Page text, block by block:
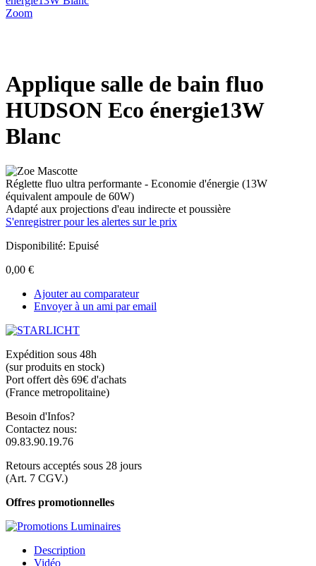
Zoom
Applique salle de bain fluo
HUDSON Eco énergie13W
Blanc
Réglette fluo ultra performante - Economie d'énergie (13W
équivalent ampoule de 60W)
Adapté aux projections d'eau indirecte et poussière
S'enregistrer pour les alertes sur le prix
Disponibilité: Epuisé
0,00 €
Ajouter au comparateur
Envoyer à un ami par email
Expédition sous 48h
(sur produits en stock)
Port offert dès 69€ d'achats
(France metropolitaine)
Besoin d'Infos?
Contactez nous:
09.83.90.19.76
Retours acceptés sous 28 jours
(Art. 7 CGV.)
Offres promotionnelles
Description
Vidéo